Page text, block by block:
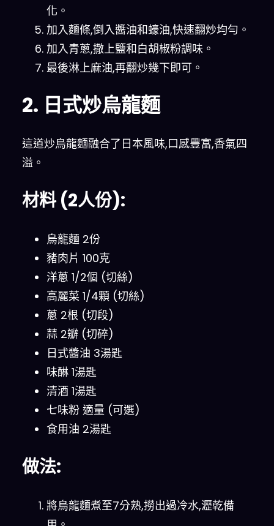
化。
加入麵條,倒入醬油和蠔油,快速翻炒均勻。
加入青蔥,撒上鹽和白胡椒粉調味。
最後淋上麻油,再翻炒幾下即可。
2. 日式炒烏龍麵
這道炒烏龍麵融合了日本風味,口感豐富,香氣四
溢。
材料 (2人份):
烏龍麵 2份
豬肉片 100克
洋蔥 1/2個 (切絲)
高麗菜 1/4顆 (切絲)
蔥 2根 (切段)
蒜 2瓣 (切碎)
日式醬油 3湯匙
味醂 1湯匙
清酒 1湯匙
七味粉 適量 (可選)
食用油 2湯匙
做法:
將烏龍麵煮至7分熟,撈出過冷水,瀝乾備